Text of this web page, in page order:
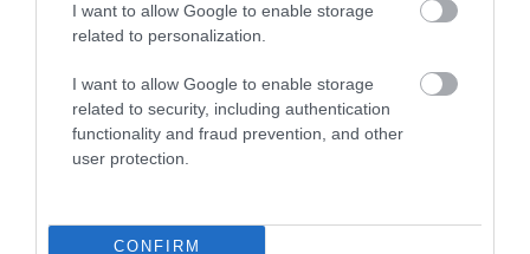
I want to allow Google to enable storage
related to personalization.
I want to allow Google to enable storage
related to security, including authentication
functionality and fraud prevention, and other
user protection.
CONFIRM
Ποιοι είναι οι φυσιολογικοί καρδιακοί
παλμοί και ποια τα επικίνδυνα όρια –
Πότε πρέπει να ανησυχήσετε
ΠΕΡΙΣΣΟΤΕΡΑ